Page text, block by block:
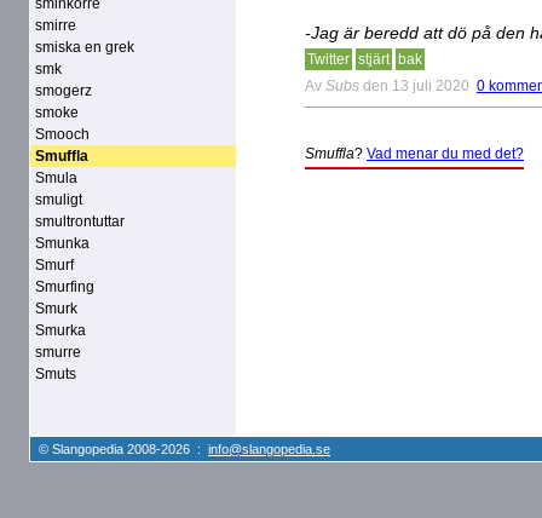
sminkorre
smirre
smiska en grek
smk
smogerz
smoke
Smooch
Smuffla
Smula
smuligt
smultrontuttar
Smunka
Smurf
Smurfing
Smurk
Smurka
smurre
Smuts
-Jag är beredd att dö på den
Twitter stjärt bak
Av Subs den 13 juli 2020 0
Smuffla? Vad menar du med det?
© Slangopedia 2008-2026 : info@slangopedia.se